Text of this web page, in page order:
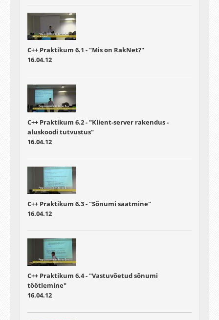
C++ Praktikum 6.1 - "Mis on RakNet?"
16.04.12
C++ Praktikum 6.2 - "Klient-server rakendus -
aluskoodi tutvustus"
16.04.12
C++ Praktikum 6.3 - "Sõnumi saatmine"
16.04.12
C++ Praktikum 6.4 - "Vastuvõetud sõnumi
töötlemine"
16.04.12